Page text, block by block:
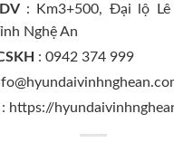
: Km3+500, Đại lộ
Nghệ An
: 0942 374 999
: https://